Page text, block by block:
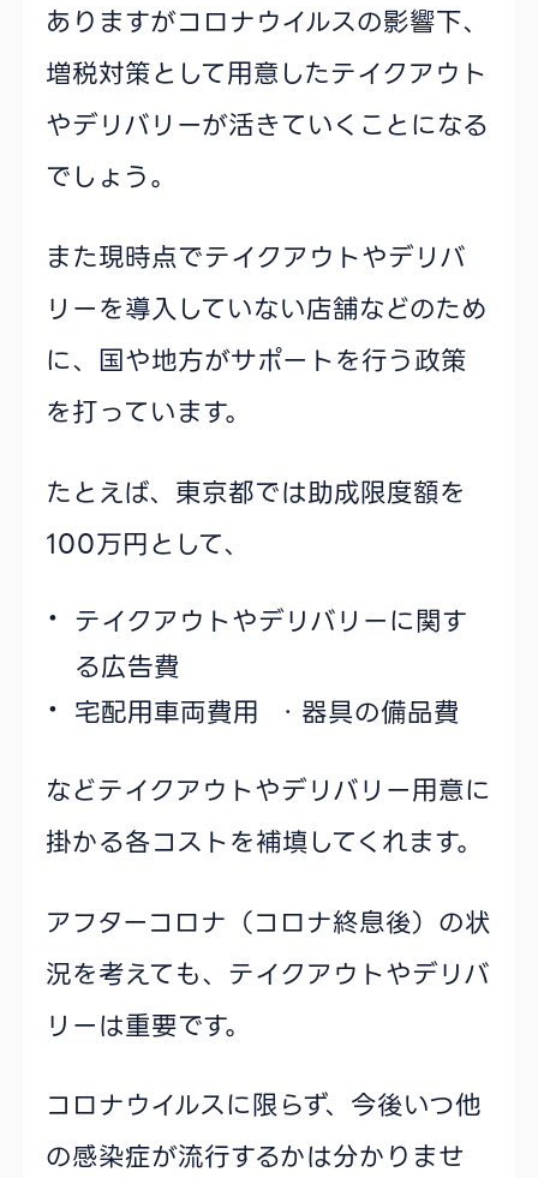
ありますがコロナウイルスの影響下、
増税対策として用意したテイクアウト
やデリバリーが活きていくことになる
でしょう。
また現時点でテイクアウトやデリバ
リーを導入していない店舗などのため
に、国や地方がサポートを行う政策
を打っています。
たとえば、東京都では助成限度額を
100万円として、
テイクアウトやデリバリーに関す
る広告費
宅配用車両費用 ・器具の備品費
などテイクアウトやデリバリー用意に
掛かる各コストを補填してくれます。
アフターコロナ（コロナ終息後）の状
況を考えても、テイクアウトやデリバ
リーは重要です。
コロナウイルスに限らず、今後いつ他
の感染症が流行するかは分かりませ